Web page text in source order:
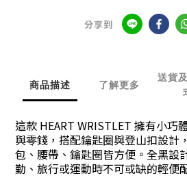
分享到
商品描述 了解更多
送貨
這款 HEART WRISTLET 擁有小巧
與零錢，搭配鑰匙圈與登山扣設計
包、腰帶、鑰匙圈皆方便。全黑設
勤、旅行或運動時不可或缺的輕便